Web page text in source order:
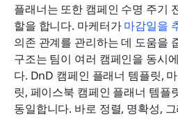
플래너는 또한 캠페인 수명 주기
할을 합니다. 마케터가 마감일을
의존 관계를 관리하는 데 도움을
구조는 팀이 여러 캠페인을 동시
다. DnD 캠페인 플래너 템플릿,
릿, 페이스북 캠페인 플래너 템플
동일합니다. 바로 정렬, 명확성,